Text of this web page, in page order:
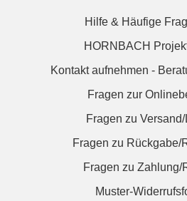
Hilfe & Häufige
HORNBACH
Kontakt aufnehmen -
Fragen zur
Fragen zu
Fragen zu Rückgabe/
Fragen zu Zahlung/
Muster-